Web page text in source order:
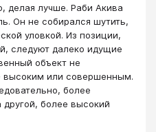
делая лучше. Раби Акива
Он не собирался шутить,
уловкой. Из позиции,
следуют далеко идущие
объект не
высоким или совершенным.
более
более высокий